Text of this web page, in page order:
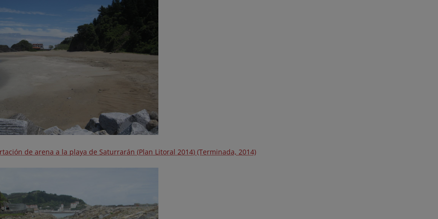
de arena a la playa de Saturrarán (Plan Litoral 2014) (Terminada, 2014)